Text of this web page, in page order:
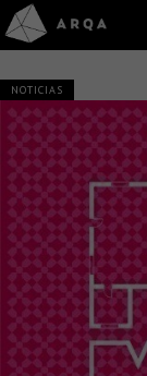
NOTICIAS